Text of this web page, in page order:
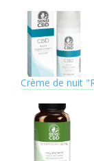
Crème de nuit